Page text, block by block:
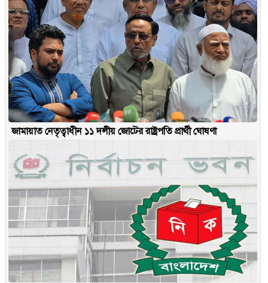
জামায়াত নেতৃত্বাধীন ১১ দলীয় জোটের রাষ্ট্রপতি প্রার্থী ঘোষণা